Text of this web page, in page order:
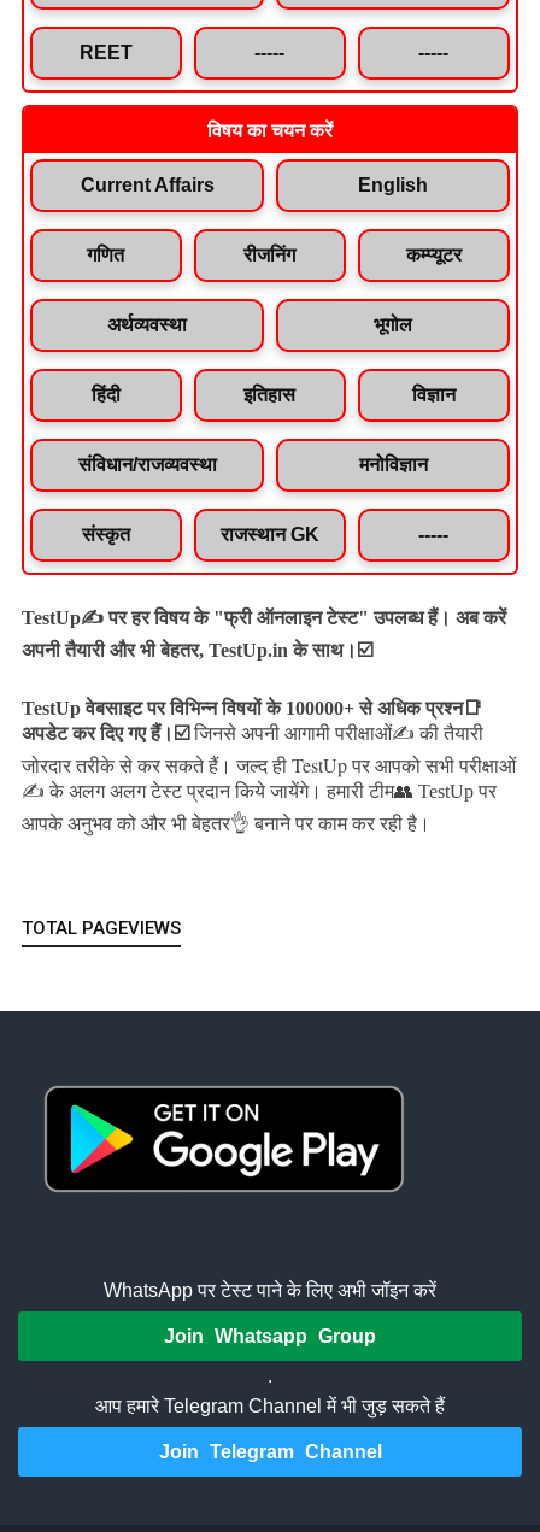
REET ----- -----
विषय का चयन करें
Current Affairs English
गणित रीजनिंग कम्प्यूटर
अर्थव्यवस्था भूगोल
हिंदी इतिहास विज्ञान
संविधान/राजव्यवस्था मनोविज्ञान
संस्कृत राजस्थान GK -----
TestUp✍️ पर हर विषय के "फ्री ऑनलाइन टेस्ट" उपलब्ध हैं। अब करें
अपनी तैयारी और भी बेहतर, TestUp.in के साथ।☑️
TestUp वेबसाइट पर विभिन्न विषयों के 100000+ से अधिक प्रश्न📑
अपडेट कर दिए गए हैं। ☑️ जिनसे अपनी आगामी परीक्षाओं✍️ की तैयारी
जोरदार तरीके से कर सकते हैं।जल्द ही TestUp पर आपको सभी परीक्षाओं
✍️ के अलग अलग टेस्ट प्रदान किये जायेंगे। हमारी टीम👥 TestUp पर
आपके अनुभव को और भी बेहतर👌 बनाने पर काम कर रही है।
TOTAL PAGEVIEWS
WhatsApp पर टेस्ट पाने के लिए अभी जॉइन करें
Join Whatsapp Group
.
आप हमारे Telegram Channel में भी जुड़ सकते हैं
Join Telegram Channel